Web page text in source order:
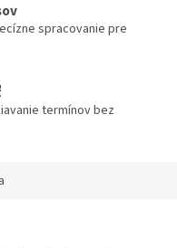
spracovanie pre
termínov bez